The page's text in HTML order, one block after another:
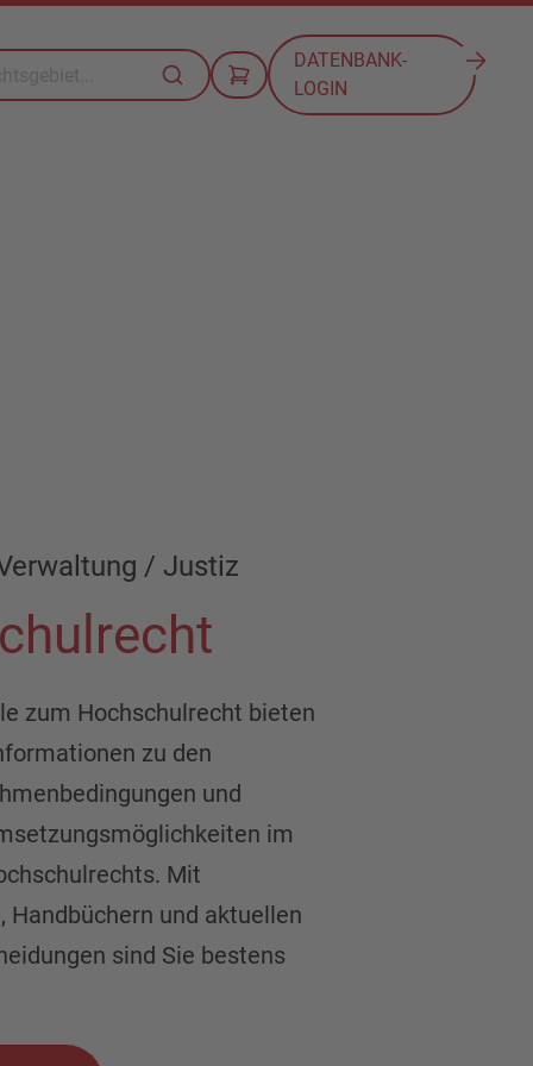
DATENBANK-
LOGIN
/ Justiz
zum Hochschulrecht bieten
zu den
und
im
Mit
Handbüchern und aktuellen
sind Sie bestens